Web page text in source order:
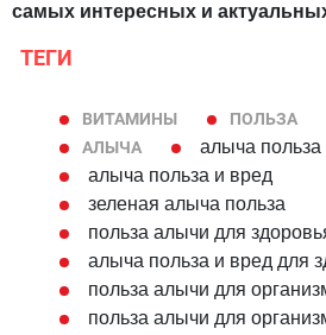
самых интересных и
ТЕГИ
ВИТАМИНЫ ПОЛЬЗА
АЛЫЧА
алыча польза
алыча польза и вред
зеленая алыча польза
польза алычи для
алыча польза и вред для
польза алычи для
польза алычи для